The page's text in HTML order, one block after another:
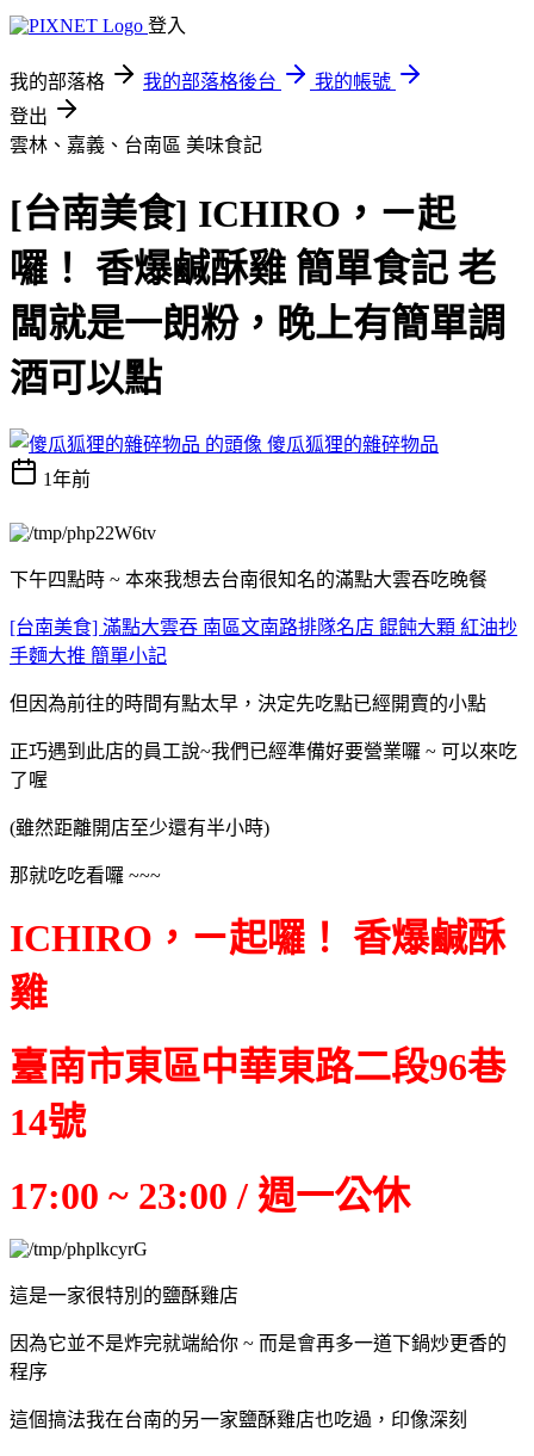
登入
我的部落格 我的部落格後台
我的帳號
登出
雲林、嘉義、台南區 美味食記
[台南美食] ICHIRO，ㄧ起
囉！ 香爆鹹酥雞 簡單食記 老
闆就是一朗粉，晚上有簡單調
酒可以點
傻瓜狐狸的雜碎物品
1年前
下午四點時 ~ 本來我想去台南很知名的滿點大雲吞吃晚餐
[台南美食] 滿點大雲吞 南區文南路排隊名店 餛飩大顆 紅油抄
手麵大推 簡單小記
但因為前往的時間有點太早，決定先吃點已經開賣的小點
正巧遇到此店的員工說~我們已經準備好要營業囉 ~ 可以來吃
了喔
(雖然距離開店至少還有半小時)
那就吃吃看囉 ~~~
ICHIRO，ㄧ起囉！ 香爆鹹酥
雞
臺南市東區中華東路二段96巷
14號
17:00 ~ 23:00 / 週一公休
這是一家很特別的鹽酥雞店
因為它並不是炸完就端給你 ~ 而是會再多一道下鍋炒更香的
程序
這個搞法我在台南的另一家鹽酥雞店也吃過，印像深刻